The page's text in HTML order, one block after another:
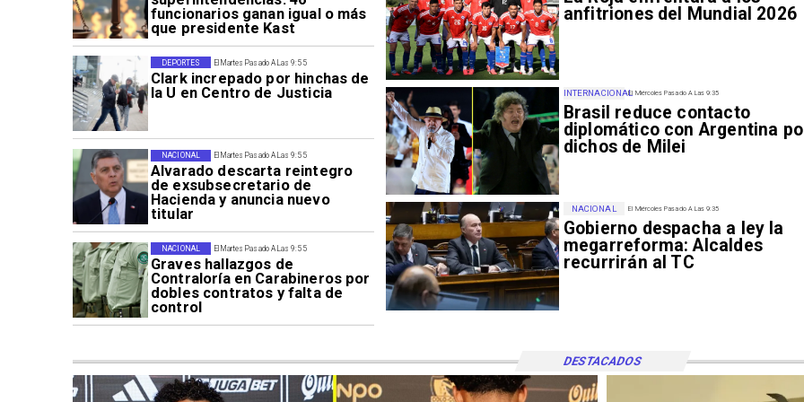
funcionarios ganan igual o más
que presidente Kast
El Martes Pasado A Las 9:55
Clark increpado por hinchas de
la U en Centro de Justicia
DEPORTES
El Martes Pasado A Las 9:55
Alvarado descarta reintegro
de exsubsecretario de
Hacienda y anuncia nuevo
titular
NACIONAL
El Martes Pasado A Las 9:55
Graves hallazgos de
Contraloría en Carabineros por
dobles contratos y falta de
control
NACIONAL
anfitriones del Mundial 2026
El Miércoles Pasado A Las 9:35
Brasil reduce contacto
diplomático con Argentina
dichos de Milei
INTERNACIONAL
El Miércoles Pasado A Las 9:35
Gobierno despacha a ley la
megarreforma: Alcaldes
recurrirán al TC
NACIONAL
DESTACADOS